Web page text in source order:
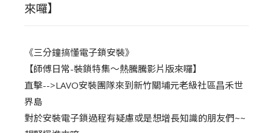
來囉】
《三分鐘搞懂電子鎖安裝》
【師傅日常-裝鎖特集～熱騰騰影片版來囉】
直擊-->LAVO安裝團隊來到新竹關埔元老級社區昌禾世
界島
對於安裝電子鎖過程有疑慮或是想增長知識的朋友們~~